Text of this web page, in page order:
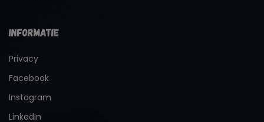
Informatie
Privacy
Facebook
Instagram
LinkedIn